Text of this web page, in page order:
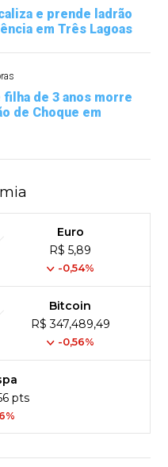
e prende ladrão
em Três Lagoas
de 3 anos morre
de Choque em
Euro
R$ 5,89
-0,54%
Bitcoin
R$ 347,489,49
-0,56%
pts